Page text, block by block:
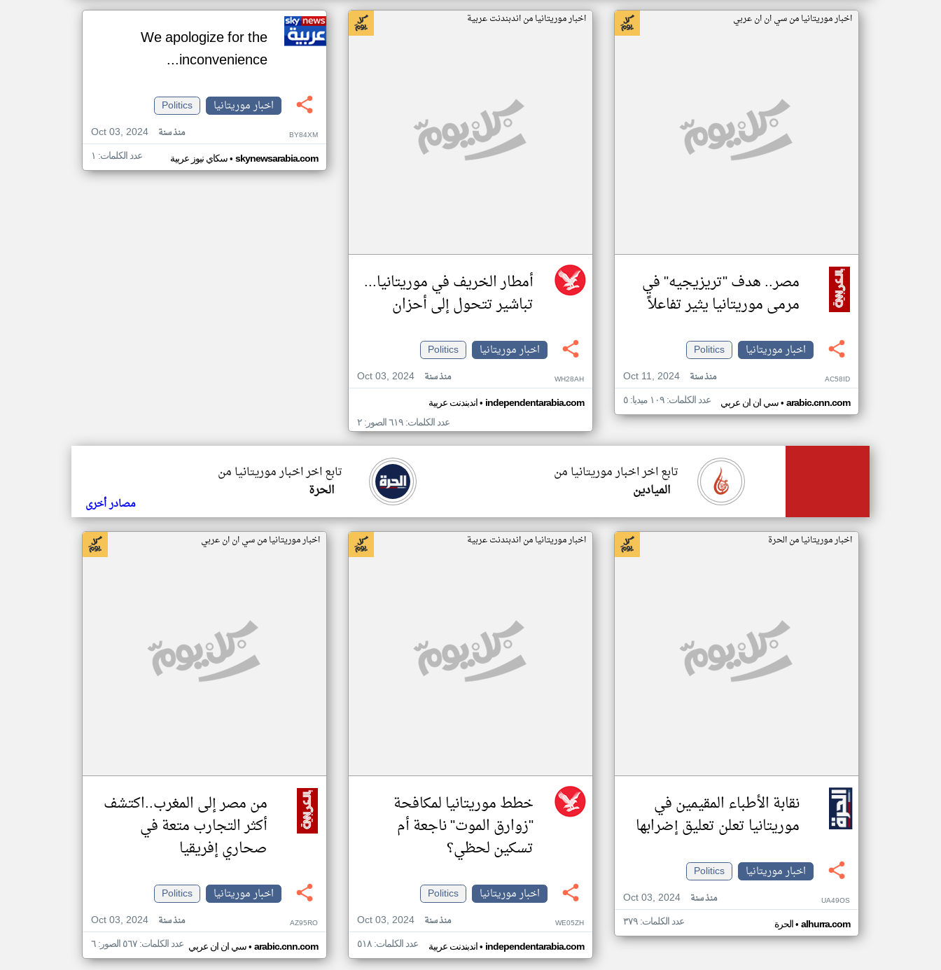
اخبار موريتانيا من سي ان ان عربي
مصر.. هدف "تريزيجيه" في
مرمى موريتانيا يثير تفاعلاً
اخبار موريتانيا
Politics
Oct 11, 2024
منذ سنة AC58ID
سي ان ان عربي• arabic.cnn.com عدد الكلمات: ١٠٩ ميديا: ٥
اخبار موريتانيا من اندبندنت عربية
أمطار الخريف في موريتانيا...
تباشير تتحول إلى أحزان
اخبار موريتانيا
Politics
Oct 03, 2024
منذ سنة WH28AH
اندبندنت عربية• independentarabia.com
عدد الكلمات: ٦١٩ الصور: ٢
We apologize for the
inconvenience...
اخبار موريتانيا
Politics
Oct 03, 2024
منذ سنة BY84XM
سكاي نيوز عربية• skynewsarabia.com عدد الكلمات: ١
تابع اخر اخبار موريتانيا من
الحرة
تابع اخر اخبار موريتانيا من
الميادين
مصادر أخرى
اخبار موريتانيا من الحرة
نقابة الأطباء المقيمين في
موريتانيا تعلن تعليق إضرابها
اخبار موريتانيا
Politics
Oct 03, 2024
منذ سنة UA49OS
الحرة• alhurra.com عدد الكلمات: ٣٧٩
اخبار موريتانيا من اندبندنت عربية
خطط موريتانيا لمكافحة
"زوارق الموت" ناجعة أم
تسكين لحظي؟
اخبار موريتانيا
Politics
Oct 03, 2024
منذ سنة WE05ZH
اندبندنت عربية• independentarabia.com عدد الكلمات: ٥١٨
اخبار موريتانيا من سي ان ان عربي
من مصر إلى المغرب..اكتشف
أكثر التجارب متعة في
صحاري إفريقيا
اخبار موريتانيا
Politics
Oct 03, 2024
منذ سنة AZ95RO
سي ان ان عربي• arabic.cnn.com عدد الكلمات: ٥٦٧ الصور: ٦